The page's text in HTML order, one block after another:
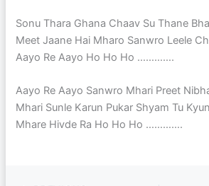
Sonu Thara Ghana Chaav Su Thane
Meet Jaane Hai Mharo Sanwro Leele
Aayo Re Aayo Ho Ho Ho ………….
Aayo Re Aayo Sanwro Mhari Preet
Mhari Sunle Karun Pukar Shyam Tu
Mhare Hivde Ra Ho Ho Ho ………….